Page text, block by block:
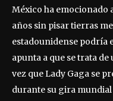
México ha emocionado
años sin pisar tierras
estadounidense podría
apunta a que se trata
vez que Lady Gaga se
durante su gira mundial